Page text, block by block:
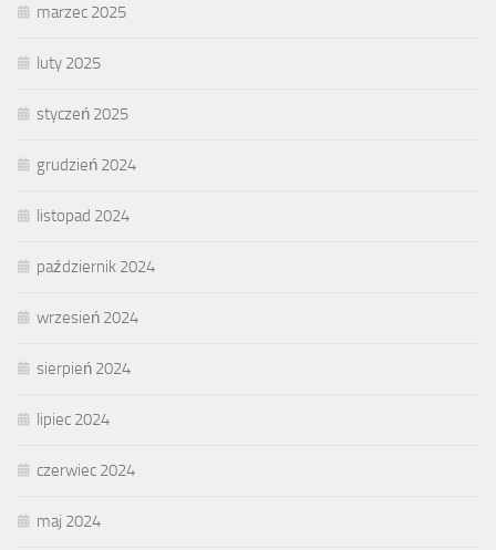
marzec 2025
luty 2025
styczeń 2025
grudzień 2024
listopad 2024
październik 2024
wrzesień 2024
sierpień 2024
lipiec 2024
czerwiec 2024
maj 2024